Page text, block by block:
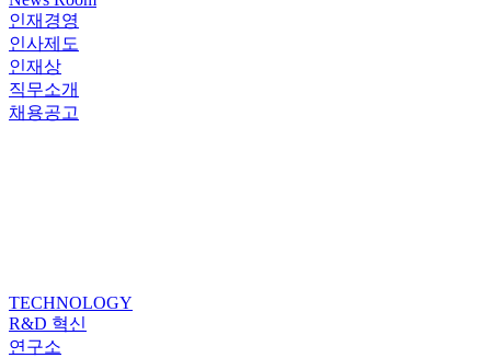
인재경영
인사제도
인재상
직무소개
채용공고
TECHNOLOGY
R&D 혁신
연구소